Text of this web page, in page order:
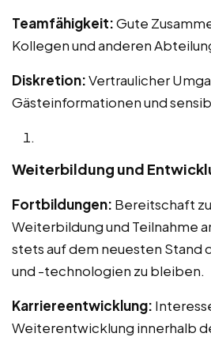
Teamfähigkeit:Gute
Kollegen und anderen
Diskretion:Vertraulicher
Gästeinformationen und
Weiterbildung und
Fortbildungen: Bereitschaft
Weiterbildung und Teilnahme
stets auf dem neuesten Stand
und -technologien zu bleiben.
Karriereentwicklung:
Weiterentwicklung innerhalb